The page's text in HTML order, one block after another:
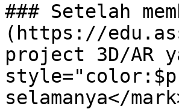
### Setelah
(https://
project 3D/AR
selamanya</